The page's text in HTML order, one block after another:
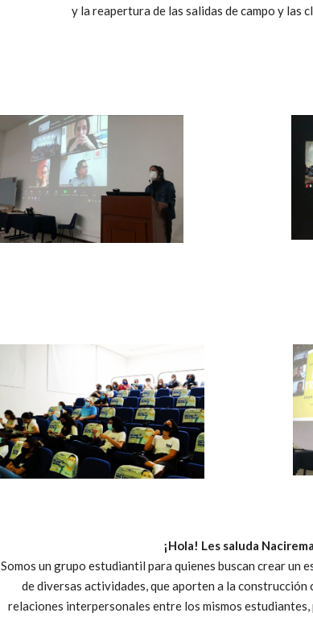
y la reapertura de las salidas de campo y las
¡Hola! Les saluda
Somos un grupo estudiantil para quienes buscan crear un
de diversas actividades, que aporten a la
relaciones interpersonales entre los mismos